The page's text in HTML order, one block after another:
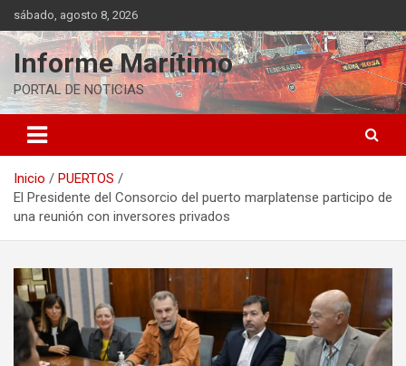
Saltar
al
contenido
sábado, agosto 8, 2026
Informe Marítimo
PORTAL DE NOTICIAS
Inicio
PUERTOS
El Presidente del Consorcio del puerto marplatense participo de
una reunión con inversores privados